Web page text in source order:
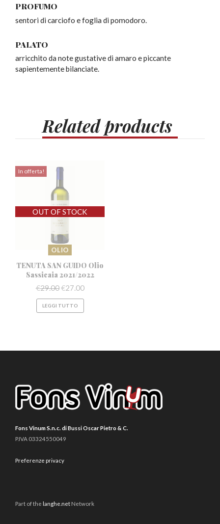
PROFUMO
sentori di carciofo e foglia di pomodoro.
PALATO
arricchito da note gustative di amaro e piccante
sapientemente bilanciate.
Relatedproducts
In offerta!
OLIO
TENUTA SAN GUIDO Olio
Sassicaia 2021/2022
€29.00 €27.00
LEGGI TUTTO
Fons Vinum S.n.c. di Bussi Oscar Pietro & C.
P.IVA 03324550049
Preferenze privacy
Part of thelanghe.net Network